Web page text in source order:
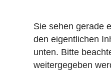
Sie sehen gerade
den eigentlichen
unten. Bitte
weitergegeben